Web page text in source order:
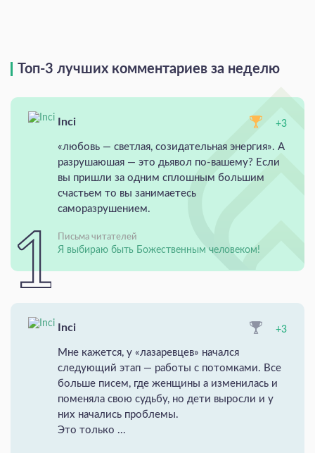
Топ-3 лучших комментариев за неделю
Inci +3
«любовь — светлая, созидательная энергия». А
разрушаюшая — это дьявол по-вашему? Если
вы пришли за одним сплошным большим
счастьем то вы занимаетесь
саморазрушением.
Письма читателей
Я выбираю быть Божественным человеком!
Inci +3
Мне кажется, у «лазаревцев» начался
следующий этап — работы с потомками. Все
больше писем, где женщины а изменилась и
поменяла свою судьбу, но дети выросли и у
них начались проблемы.
Это только ...